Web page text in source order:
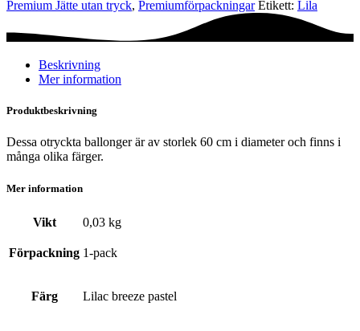
Lilac
pastel
mängd
Premium Jätte utan tryck, Premium­förpackningar Etikett: Lila
Beskrivning
Mer information
Produktbeskrivning
Dessa otryckta ballonger är av storlek 60 cm i diameter och finns i
många olika färger.
Mer information
Vikt 0,03 kg
Förpackning 1-pack
Färg Lilac breeze pastel